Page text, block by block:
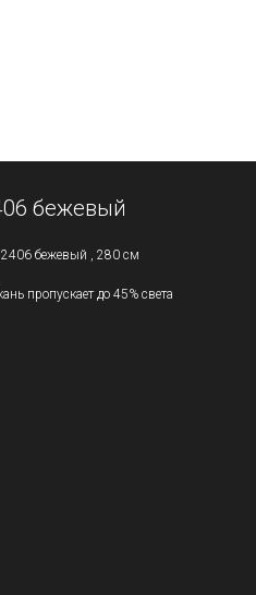
бежевый
бежевый , 280 см
пропускает до 45% света